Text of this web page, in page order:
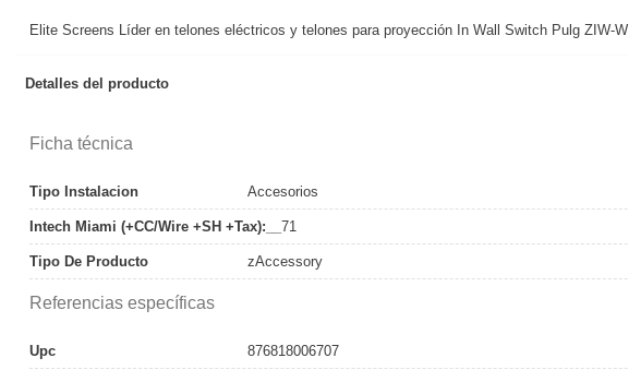
Elite Screens Líder en telones eléctricos y telones para proyección In Wall Switch Pulg ZIW-W
Detalles del producto
Ficha técnica
Tipo Instalacion Accesorios
Intech Miami (+CC/Wire +SH +Tax):__ 71
Tipo De Producto zAccessory
Referencias específicas
Upc 876818006707